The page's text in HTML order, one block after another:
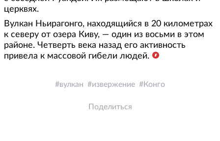
церквях.
Вулкан Ньирагонго, находящийся в 20 километрах
к северу от озера Киву, — один из восьми в этом
районе. Четверть века назад его активность
привела к массовой гибели людей.
вулкан извержение Конго
Поделиться